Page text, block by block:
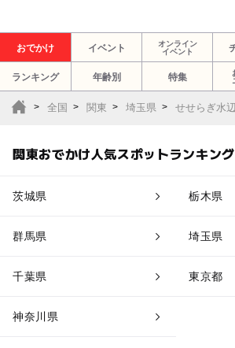
おでかけ イベント
オンライン
イベント
ランキング 年齢別 特集
全国 関東 埼玉県 せせらぎ水
関東おでかけ人気スポットランキング
茨城県 栃木県
群馬県 埼玉県
千葉県 東京都
神奈川県